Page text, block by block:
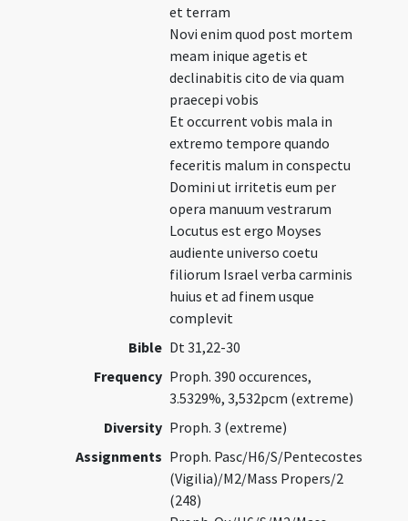
et terram
Novi enim quod post mortem
meam inique agetis et
declinabitis cito de via quam
praecepi vobis
Et occurrent vobis mala in
extremo tempore quando
feceritis malum in conspectu
Domini ut irritetis eum per
opera manuum vestrarum
Locutus est ergo Moyses
audiente universo coetu
filiorum Israel verba carminis
huius et ad finem usque
complevit
Bible Dt 31,22-30
Frequency Proph. 390 occurences,
3.5329%, 3,532pcm (extreme)
Diversity Proph. 3 (extreme)
Assignments Proph. Pasc/H6/S/Pentecostes
(Vigilia)/M2/Mass Propers/2
(248)